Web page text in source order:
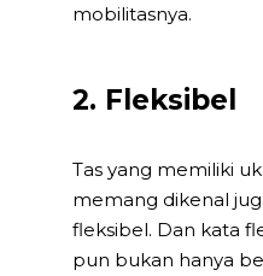
mobilitasnya.
2. Fleksibel
Tas yang memiliki
memang dikenal
fleksibel. Dan kata
pun bukan hanya